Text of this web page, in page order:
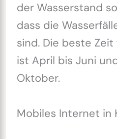
der Wasserstand
dass die
sind. Die beste
ist April bis Juni
Oktober.
Mobiles Internet in